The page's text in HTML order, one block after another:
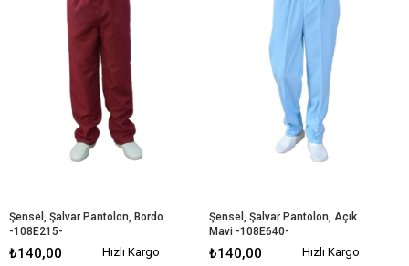
Şensel, Şalvar Pantolon, Bordo
-108E215-
₺140,00 Hızlı Kargo
Şensel, Şalvar Pantolon, Açık
Mavi -108E640-
₺140,00 Hızlı Kargo